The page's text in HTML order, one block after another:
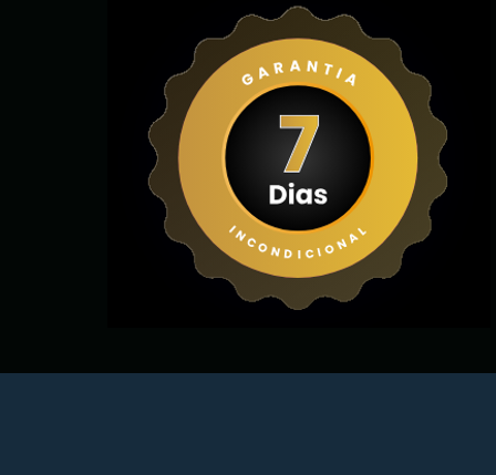
Grow
Welcome visitors to your
Double click